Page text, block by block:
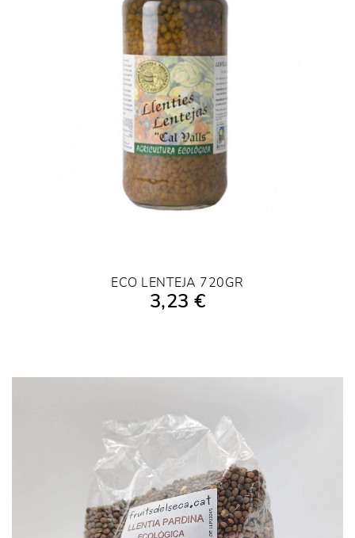
AÑADIR A LA COMPRA
ECO LENTEJA 720GR
3,23 €